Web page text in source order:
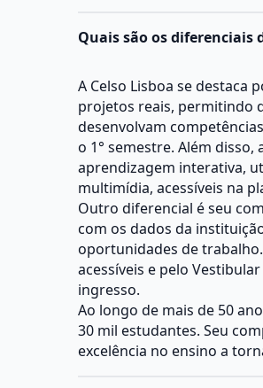
Quais são os diferenciais
A Celso Lisboa se destaca
projetos reais, permitindo
desenvolvam
o 1° semestre. Além
aprendizagem interativa,
multimídia, acessíveis na
Outro diferencial é seu
com os dados da
oportunidades de
acessíveis e pelo
ingresso.
Ao longo de mais de 50
30 mil estudantes. Seu
excelência no ensino a